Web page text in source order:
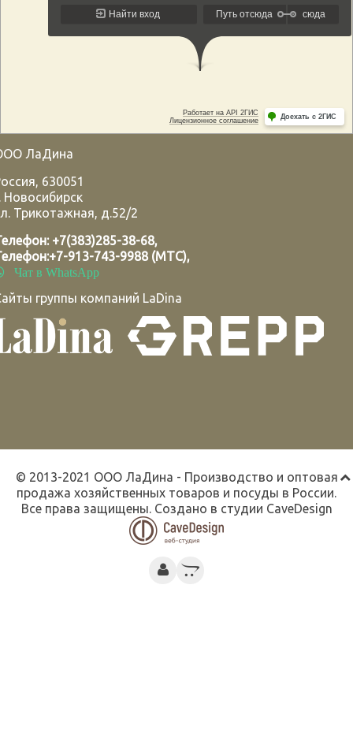
ЛаДина
, 630051
Новосибирск
Трикотажная, д.52/2
+7(383)285-38-68,
+7-913-743-9988 (МТС),
Чат в WhatsApp
группы компаний LaDina
© 2013-2021 ООО ЛаДина - Производство и оптовая
продажа хозяйственных товаров и посуды в России.
Все права защищены. Создано в студии CaveDesign